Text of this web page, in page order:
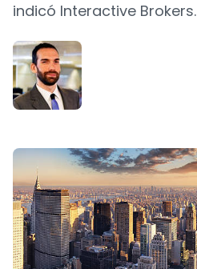
indicó Interactive Brokers.